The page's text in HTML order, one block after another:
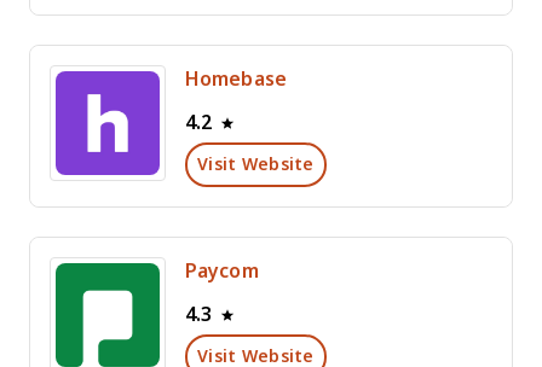
Homebase
4.2
Visit Website
Paycom
4.3
Visit Website